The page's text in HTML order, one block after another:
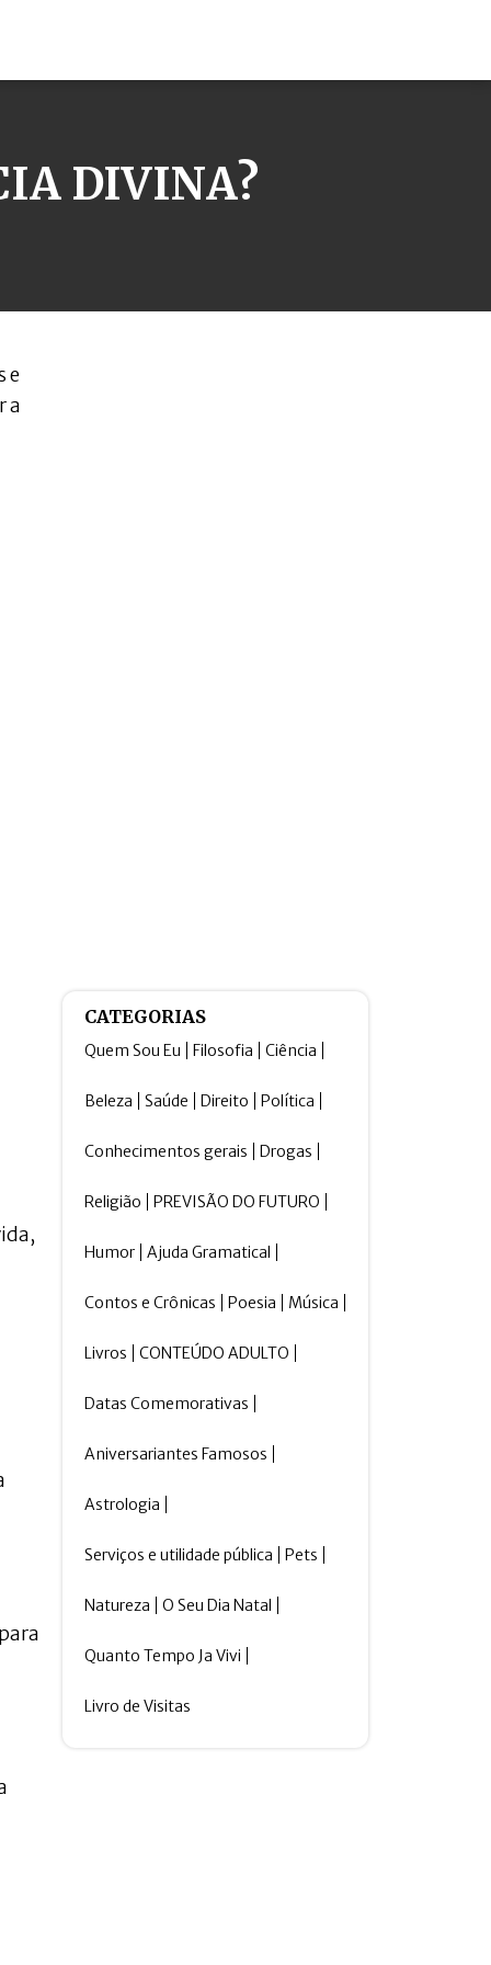
DIVINA?
e
a
CATEGORIAS
Quem Sou Eu Filosofia Ciência
Beleza Saúde Direito Política
Conhecimentos gerais Drogas
Religião PREVISÃO DO FUTURO
Humor Ajuda Gramatical
Contos e Crônicas Poesia Música
Livros CONTEÚDO ADULTO
Datas Comemorativas
Aniversariantes Famosos
Astrologia
Serviços e utilidade pública Pets
Natureza O Seu Dia Natal
Quanto Tempo Ja Vivi
Livro de Visitas